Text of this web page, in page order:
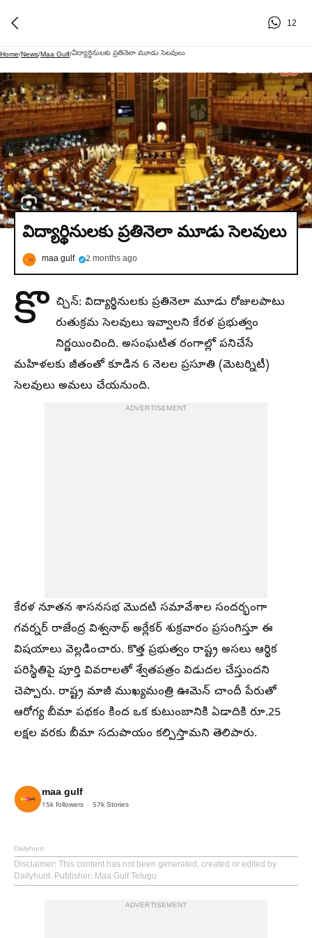
12
Home/News/Maa Gulf/విద్యార్థినులకు ప్రతినెలా మూడు సెలవులు
విద్యార్థినులకు ప్రతినెలా మూడు సెలవులు
maa gulf 2 months ago
కొ చ్చిన్‌: విద్యార్థినులకు ప్రతినెలా మూడు రోజులపాటు
రుతుక్రమ సెలవులు ఇవ్వాలని కేరళ ప్రభుత్వం
నిర్ణయించింది. అసంఘటిత రంగాల్లో పనిచేసే
మహిళలకు జీతంతో కూడిన 6 నెలల ప్రసూతి (మెటర్నిటీ)
సెలవులు అమలు చేయనుంది.
ADVERTISEMENT
కేరళ నూతన శాసనసభ మొదటి సమావేశాల సందర్భంగా
గవర్నర్‌ రాజేంద్ర విశ్వనాథ్‌ అర్లేకర్‌ శుక్రవారం ప్రసంగిస్తూ ఈ
విషయాలు వెల్లడించారు. కొత్త ప్రభుత్వం రాష్ట్ర అసలు ఆర్థిక
పరిస్థితిపై పూర్తి వివరాలతో శ్వేతపత్రం విడుదల చేస్తుందని
చెప్పారు. రాష్ట్ర మాజీ ముఖ్యమంత్రి ఊమెన్‌ చాందీ పేరుతో
ఆరోగ్య బీమా పథకం కింద ఒక కుటుంబానికి ఏడాదికి రూ.25
లక్షల వరకు బీమా సదుపాయం కల్పిస్తామని తెలిపారు.
maa gulf
15k followers 57k Stories
Dailyhunt
Disclaimer: This content has not been generated, created or edited by
Dailyhunt. Publisher: Maa Gulf Telugu
ADVERTISEMENT